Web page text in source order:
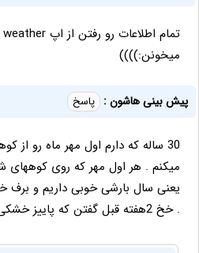
میخونن:))))
پیش بینی هاشون : پاسخ
30 ساله که دارم اول مهر ماه رو
میکنم . هر اول مهر که روی کوههای
یعنی سال بارشی خوبی داریم و برف
. خخ 2هفته قبل گفتن که پاییز خشکی داریم